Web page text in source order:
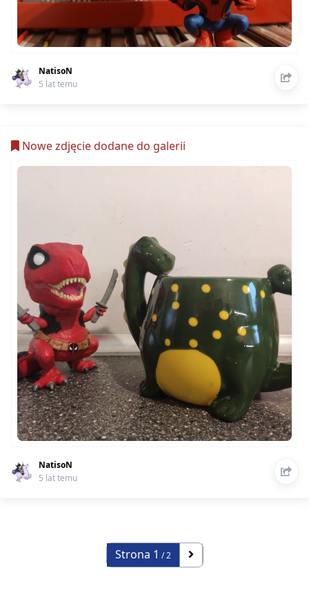
NatisoN
5 lat temu
Nowe zdjęcie dodane do galerii
NatisoN
5 lat temu
Strona 1 / 2